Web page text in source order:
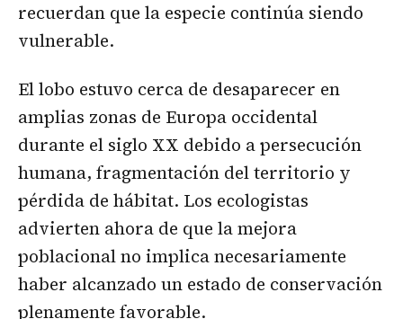
recuerdan que la especie continúa siendo
vulnerable.
El lobo estuvo cerca de desaparecer en
amplias zonas de Europa occidental
durante el siglo XX debido a persecución
humana, fragmentación del territorio y
pérdida de hábitat. Los ecologistas
advierten ahora de que la mejora
poblacional no implica necesariamente
haber alcanzado un estado de conservación
plenamente favorable.